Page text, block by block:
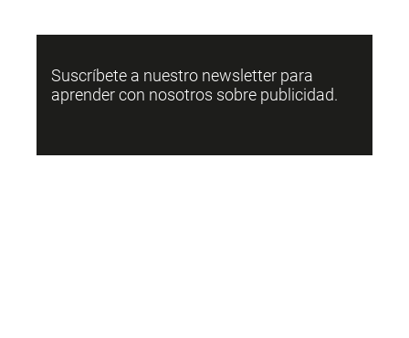
Suscríbete a nuestro newsletter para
aprender con nosotros sobre publicidad.